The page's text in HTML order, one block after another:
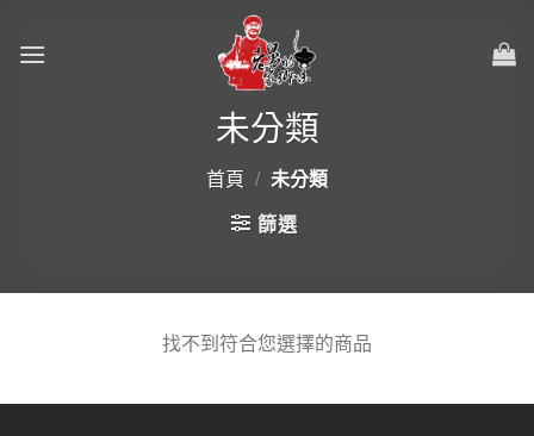
未分類
首頁 / 未分類
篩選
找不到符合您選擇的商品